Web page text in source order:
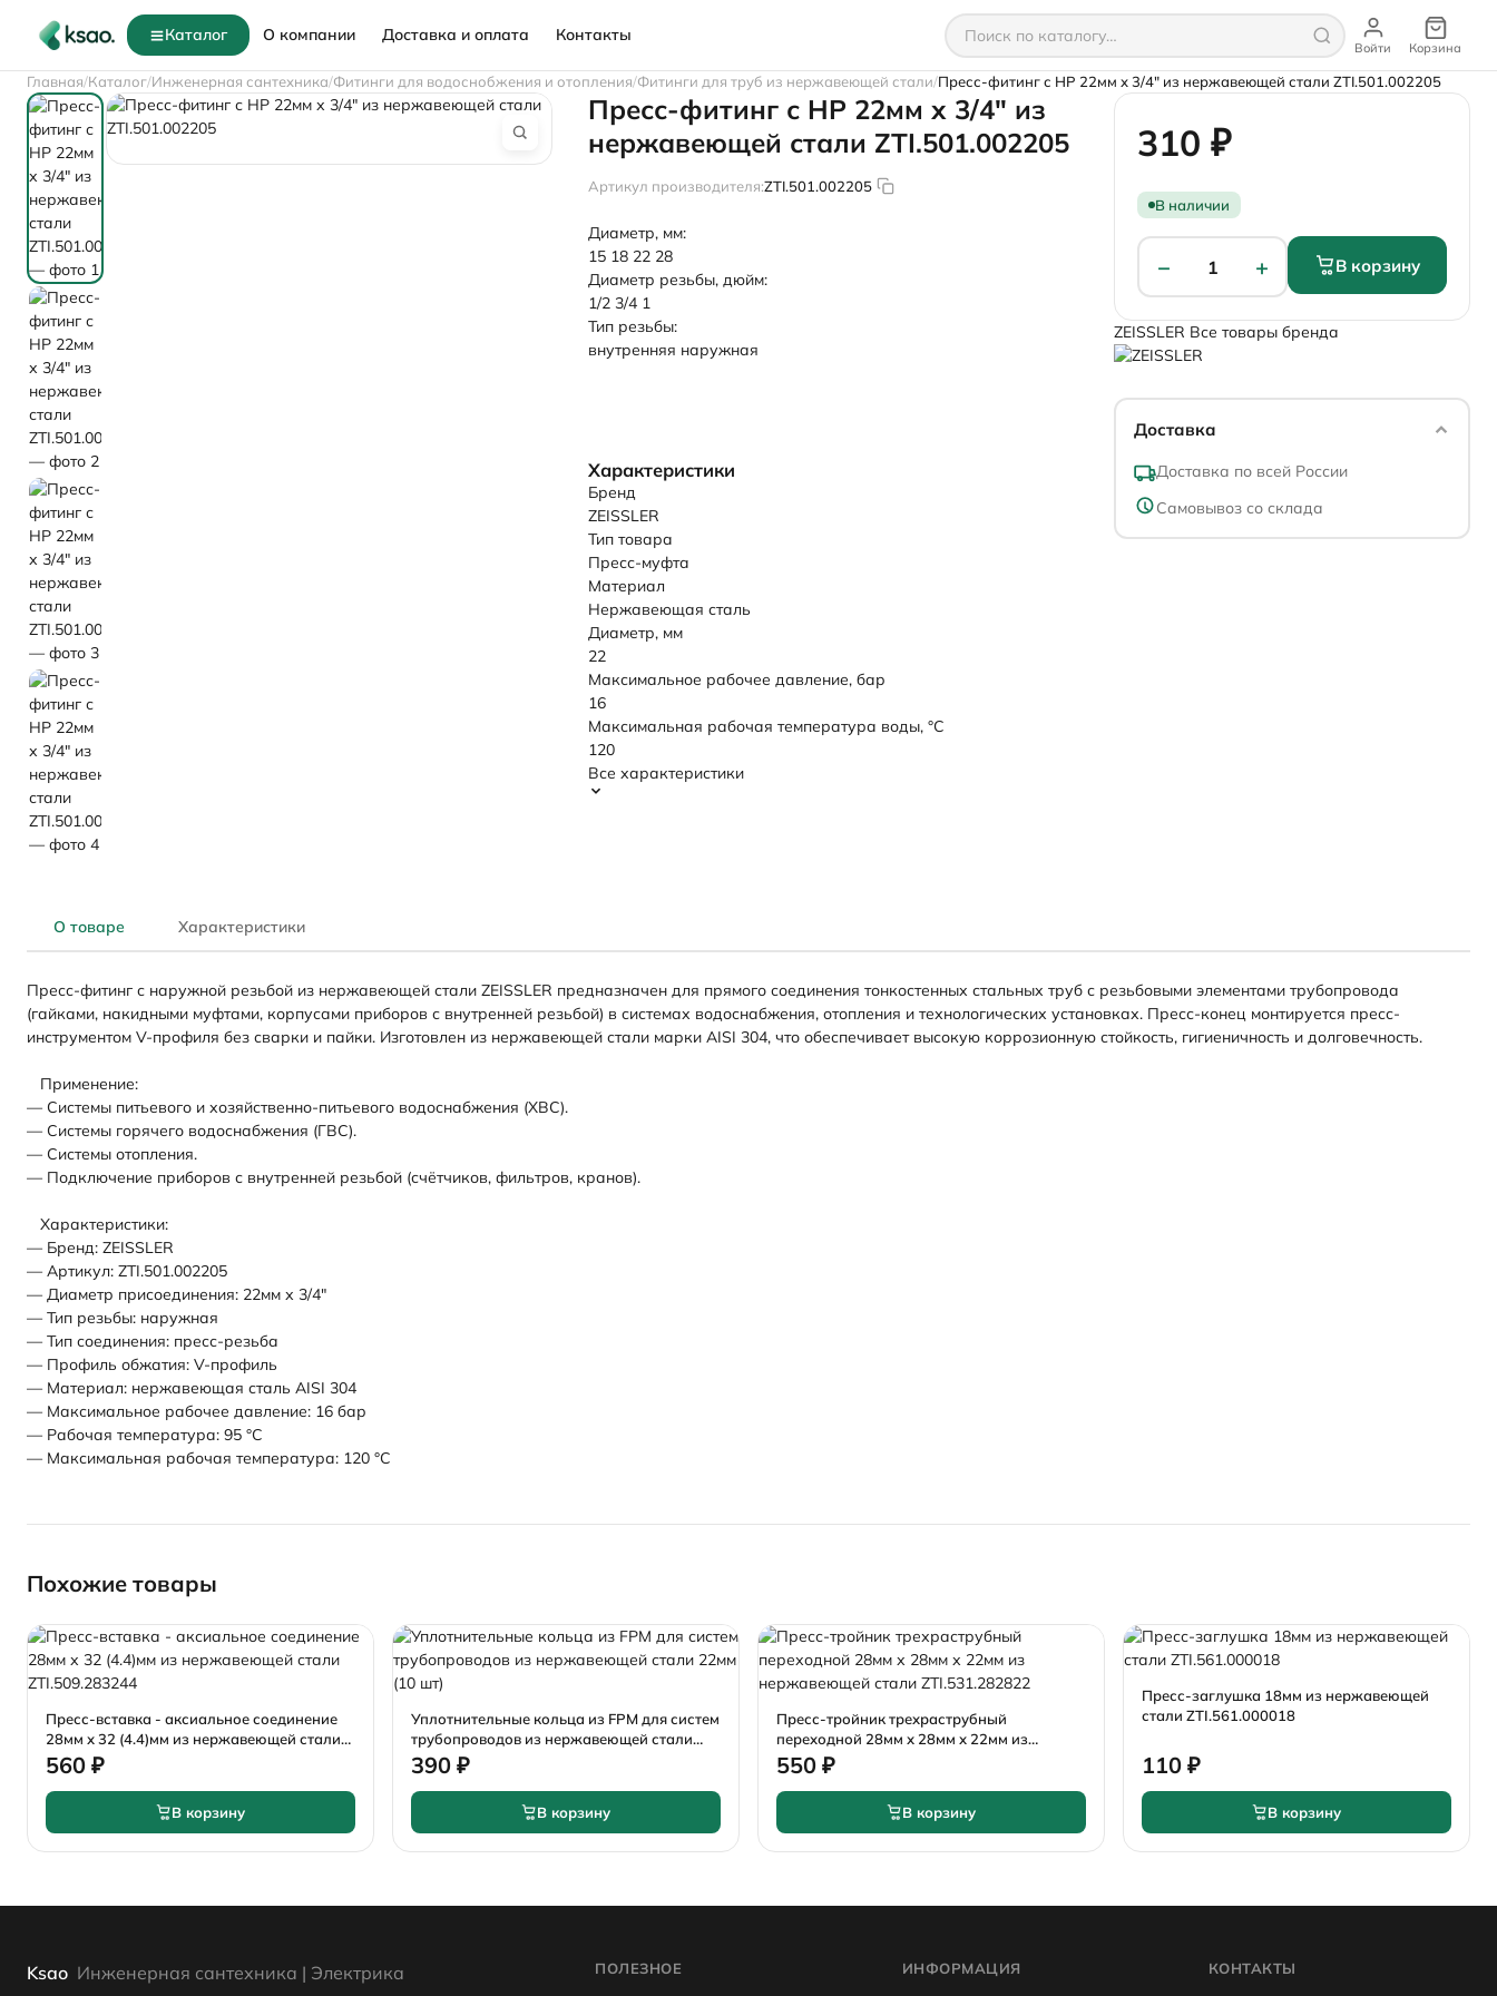
Каталог О компании Доставка и оплата Контакты
Войти Корзина
Главная Каталог Инженерная сантехника Фитинги для водоснобжения и отопления Фитинги для труб из нержавеющей стали Пресс-фитинг с НР 22мм х 3/4" из нержавеющей стали ZTI.501.002205
Пресс-фитинг с НР 22мм х 3/4" из
нержавеющей стали ZTI.501.002205
Артикул производителя:ZTI.501.002205
Диаметр, мм:
15 18 22 28
Диаметр резьбы, дюйм:
1/2 3/4 1
Тип резьбы:
внутренняя наружная
310 ₽
В наличии
− 1 + В корзину
ZEISSLER Все товары бренда
Доставка
Доставка по всей России
Самовывоз со склада
Характеристики
Бренд
ZEISSLER
Тип товара
Пресс-муфта
Материал
Нержавеющая сталь
Диаметр, мм
22
Максимальное рабочее давление, бар
16
Максимальная рабочая температура воды, °C
120
Все характеристики
О товаре Характеристики
Пресс-фитинг с наружной резьбой из нержавеющей стали ZEISSLER предназначен для прямого соединения тонкостенных стальных труб с резьбовыми элементами трубопровода
(гайками, накидными муфтами, корпусами приборов с внутренней резьбой) в системах водоснабжения, отопления и технологических установках. Пресс-конец монтируется пресс-
инструментом V-профиля без сварки и пайки. Изготовлен из нержавеющей стали марки AISI 304, что обеспечивает высокую коррозионную стойкость, гигиеничность и долговечность.
Применение:
— Системы питьевого и хозяйственно-питьевого водоснабжения (ХВС).
— Системы горячего водоснабжения (ГВС).
— Системы отопления.
— Подключение приборов с внутренней резьбой (счётчиков, фильтров, кранов).
Характеристики:
— Бренд: ZEISSLER
— Артикул: ZTI.501.002205
— Диаметр присоединения: 22мм х 3/4"
— Тип резьбы: наружная
— Тип соединения: пресс-резьба
— Профиль обжатия: V-профиль
— Материал: нержавеющая сталь AISI 304
— Максимальное рабочее давление: 16 бар
— Рабочая температура: 95 °С
— Максимальная рабочая температура: 120 °С
Похожие товары
Пресс-вставка - аксиальное соединение
28мм х 32 (4.4)мм из нержавеющей стали
ZTI.509.283244
560 ₽
В корзину
Уплотнительные кольца из FPM для систем
трубопроводов из нержавеющей стали
22мм (10 шт)
390 ₽
В корзину
Пресс-тройник трехраструбный
переходной 28мм х 28мм х 22мм из
нержавеющей стали ZTI.531.282822
550 ₽
В корзину
Пресс-заглушка 18мм из нержавеющей
стали ZTI.561.000018
110 ₽
В корзину
Ksao Инженерная сантехника | Электрика ПОЛЕЗНОЕ ИНФОРМАЦИЯ КОНТАКТЫ